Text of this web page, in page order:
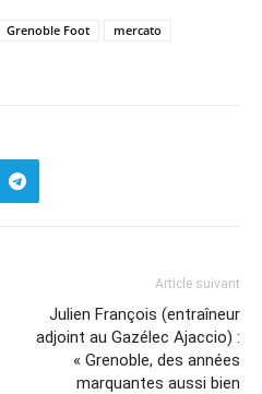
Grenoble Foot
mercato
Article suivant
Julien François (entraîneur
adjoint au Gazélec Ajaccio) :
« Grenoble, des années
marquantes aussi bien